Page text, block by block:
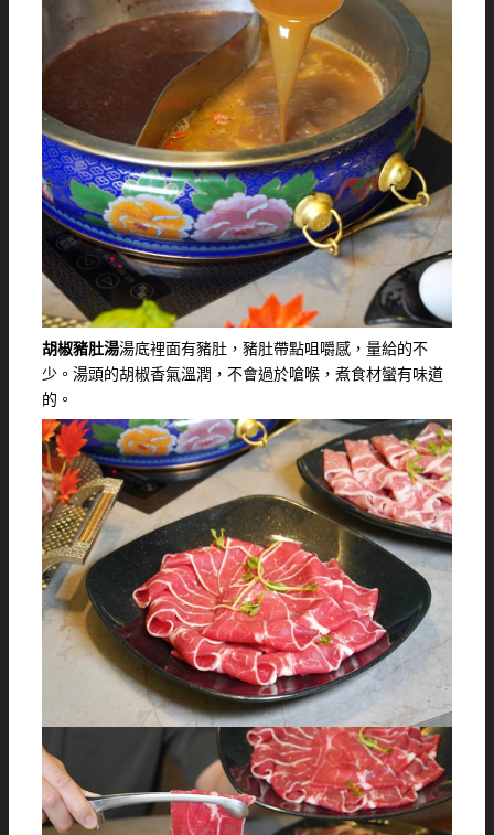
胡椒豬肚湯湯底裡面有豬肚，豬肚帶點咀嚼感，量給的不
少。湯頭的胡椒香氣溫潤，不會過於嗆喉，煮食材蠻有味道
的。